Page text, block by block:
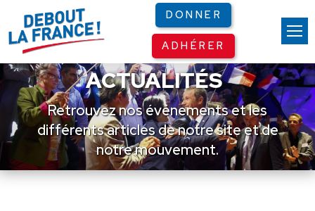
DONNER
ADHÉRER
ACTUALITÉS
Retrouvez nos événements et les
différents articles de notre site et de
notre mouvement.
Panneau de gestion des cookies